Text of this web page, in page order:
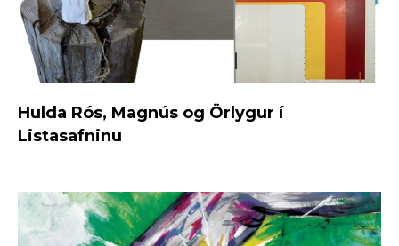
Hulda Rós, Magnús og Örlygur í
Listasafninu